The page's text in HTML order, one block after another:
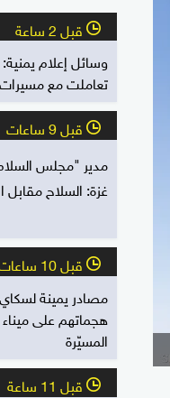
l قبل 2 ساعة
وسائل إعلام
تعاملت مع مسيرات
l قبل 9 ساعات
مدير "مجلس
غزة: السلاح مقابل
l قبل 10 ساعات
مصادر يمينة
هجماتهم على ميناء
المسيّرة
l قبل 11 ساعة